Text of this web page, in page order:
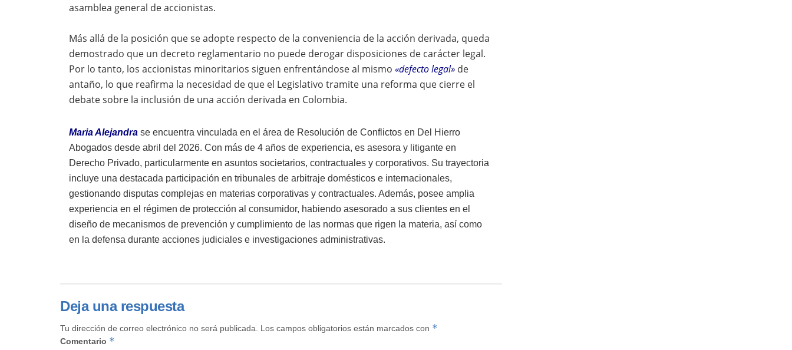
asamblea general de accionistas.
Más allá de la posición que se adopte respecto de la conveniencia de la acción derivada, queda
demostrado que un decreto reglamentario no puede derogar disposiciones de carácter legal.
Por lo tanto, los accionistas minoritarios siguen enfrentándose al mismo «defecto legal» de
antaño, lo que reafirma la necesidad de que el Legislativo tramite una reforma que cierre el
debate sobre la inclusión de una acción derivada en Colombia.
Maria Alejandra se encuentra vinculada en el área de Resolución de Conflictos en Del Hierro
Abogados desde abril del 2026. Con más de 4 años de experiencia, es asesora y litigante en
Derecho Privado, particularmente en asuntos societarios, contractuales y corporativos. Su trayectoria
incluye una destacada participación en tribunales de arbitraje domésticos e internacionales,
gestionando disputas complejas en materias corporativas y contractuales. Además, posee amplia
experiencia en el régimen de protección al consumidor, habiendo asesorado a sus clientes en el
diseño de mecanismos de prevención y cumplimiento de las normas que rigen la materia, así como
en la defensa durante acciones judiciales e investigaciones administrativas.
Deja una respuesta
Tu dirección de correo electrónico no será publicada. Los campos obligatorios están marcados con *
Comentario *